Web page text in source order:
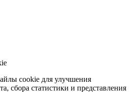
cookie для улучшения
сбора статистики и представления